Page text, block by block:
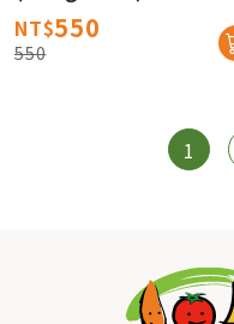
溯★【真情柑仔店】
NT$550
550
1